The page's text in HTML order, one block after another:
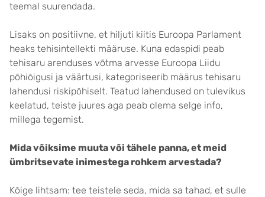
teemal suurendada.
Lisaks on positiivne, et hiljuti kiitis Euroopa Parlament
heaks tehisintellekti määruse. Kuna edaspidi peab
tehisaru arenduses võtma arvesse Euroopa Liidu
põhiõigusi ja väärtusi, kategoriseerib määrus tehisaru
lahendusi riskipõhiselt. Teatud lahendused on tulevikus
keelatud, teiste juures aga peab olema selge info,
millega tegemist.
Mida võiksime muuta või tähele panna, et meid
ümbritsevate inimestega rohkem arvestada?
Kõige lihtsam: tee teistele seda, mida sa tahad, et sulle